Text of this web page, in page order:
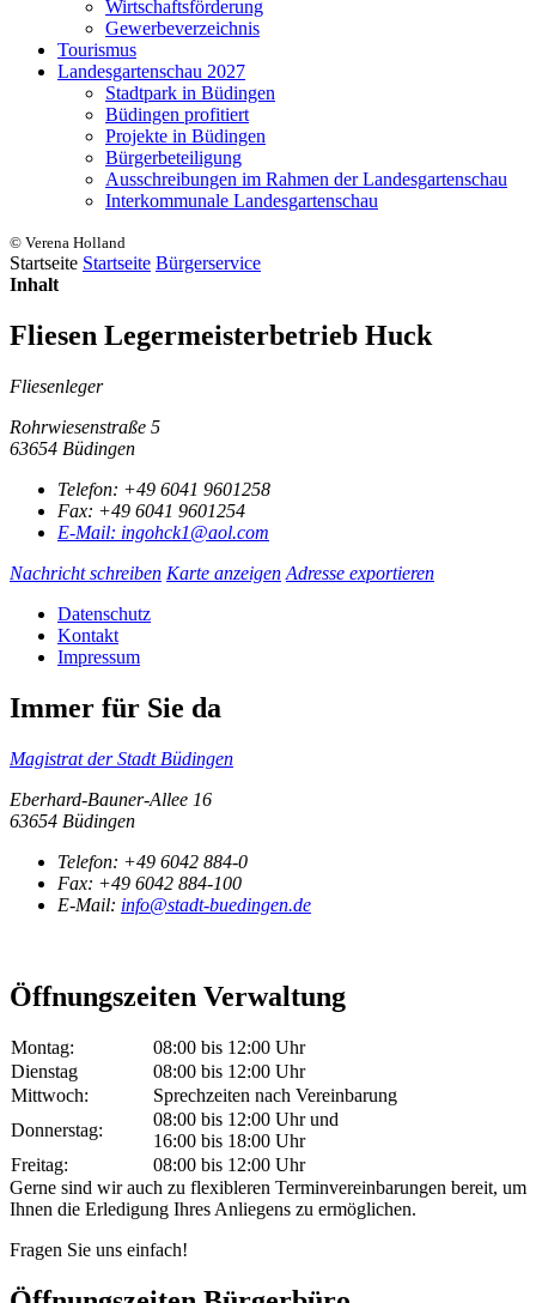
Wirtschaftsförderung
Gewerbeverzeichnis
Tourismus
Landesgartenschau 2027
Stadtpark in Büdingen
Büdingen profitiert
Projekte in Büdingen
Bürgerbeteiligung
Ausschreibungen im Rahmen der Landesgartenschau
Interkommunale Landesgartenschau
© Verena Holland
Startseite Startseite Bürgerservice
Inhalt
Fliesen Legermeisterbetrieb Huck
Fliesenleger
Rohrwiesenstraße 5
63654 Büdingen
Telefon: +49 6041 9601258
Fax: +49 6041 9601254
E-Mail: ingohck1@aol.com
Nachricht schreiben Karte anzeigen Adresse exportieren
Datenschutz
Kontakt
Impressum
Immer für Sie da
Magistrat der Stadt Büdingen
Eberhard-Bauner-Allee 16
63654 Büdingen
Telefon: +49 6042 884-0
Fax: +49 6042 884-100
E-Mail: info@stadt-buedingen.de
Öffnungszeiten Verwaltung
Montag:
08:00 bis 12:00 Uhr
Dienstag
08:00 bis 12:00 Uhr
Mittwoch:
Sprechzeiten nach Vereinbarung
Donnerstag:
08:00 bis 12:00 Uhr und
16:00 bis 18:00 Uhr
Freitag:
08:00 bis 12:00 Uhr
Gerne sind wir auch zu flexibleren Terminvereinbarungen bereit, um
Ihnen die Erledigung Ihres Anliegens zu ermöglichen.
Fragen Sie uns einfach!